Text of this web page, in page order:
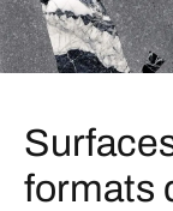
formats